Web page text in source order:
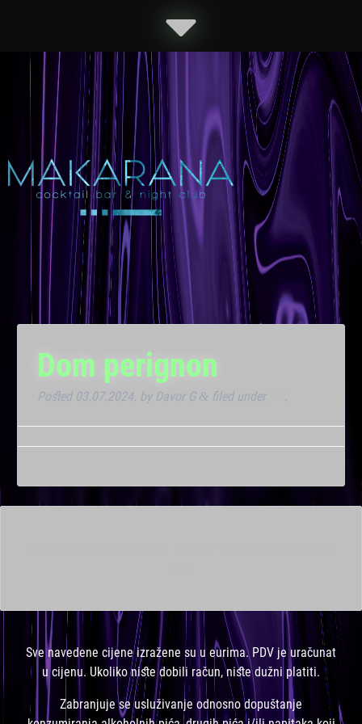
Dom perignon
Posted 03.07.2024. by Davor G & filed under .
Sve navedene cijene izražene su u eurima. PDV je uračunat
u cijenu. Ukoliko niste dobili račun, niste dužni platiti.
Zabranjuje se usluživanje odnosno dopuštanje